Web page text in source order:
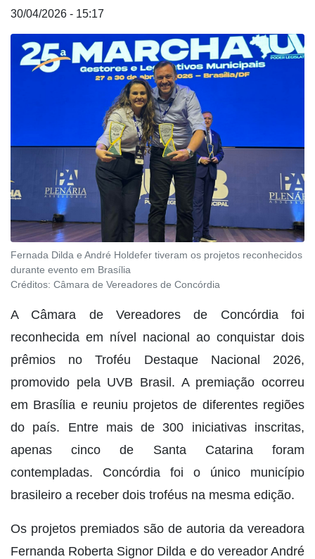
30/04/2026 - 15:17
Fernada Dilda e André Holdefer tiveram os projetos reconhecidos
durante evento em Brasília
Créditos: Câmara de Vereadores de Concórdia
A Câmara de Vereadores de Concórdia foi
reconhecida em nível nacional ao conquistar dois
prêmios no Troféu Destaque Nacional 2026,
promovido pela UVB Brasil. A premiação ocorreu
em Brasília e reuniu projetos de diferentes regiões
do país. Entre mais de 300 iniciativas inscritas,
apenas cinco de Santa Catarina foram
contempladas. Concórdia foi o único município
brasileiro a receber dois troféus na mesma edição.
Os projetos premiados são de autoria da vereadora
Fernanda Roberta Signor Dilda e do vereador André